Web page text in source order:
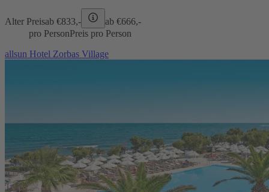
Alter Preisab €833,- ab €666,-
pro PersonPreis pro Person
allsun Hotel Zorbas Village